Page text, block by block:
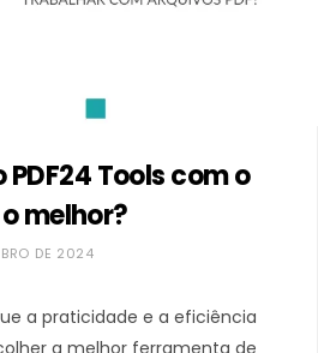
Tools com o
melhor?
DE 2024
a praticidade e a eficiência
a melhor ferramenta de